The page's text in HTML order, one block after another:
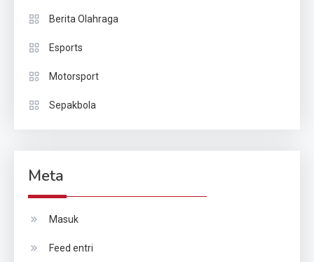
Berita Olahraga
Esports
Motorsport
Sepakbola
Meta
Masuk
Feed entri